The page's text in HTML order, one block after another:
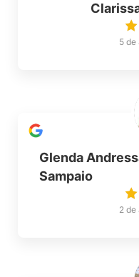
5 de
Glenda
Sampaio
2 de